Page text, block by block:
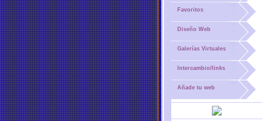
Favoritos
Diseño Web
Galerías Virtuales
Intercambio/links
Añade tu web